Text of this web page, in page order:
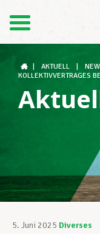
Der LCGB
AKTUELL
KOLLEKTIVVERTRAGES
5. Juni 2025 Diverses